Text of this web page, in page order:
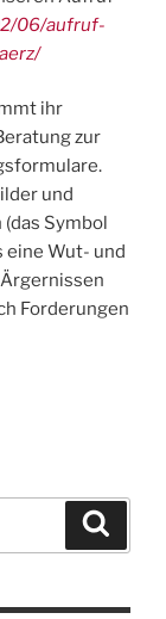
06/aufruf-
ihr
zur
und
Symbol
eine Wut- und
Forderungen